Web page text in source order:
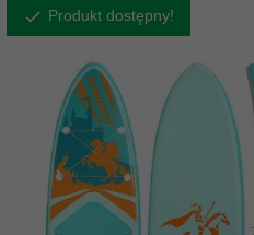
Produkt dostępny!